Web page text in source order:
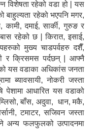
विशेषता रहेको वडा हो | यस
बाहुल्यता रहेको भएपनि मगर,
कामी, दमाई, सार्की, गुरुङ र
रहेको छ | किरात, इसाई,
मुख्य चाडपर्वहरु दशैँ,
र क्रिसमस पर्दछन् | आफ्नै
यस वडाका अधिकांस जनता
ब्यावसायी, नोकरी जस्ता
पेशामा आधारित यस वडाको
बाँस, अदुवा, धान, मकै,
टमाटर, सजिवन जस्ता
अन्य फलफुलको उत्पादनमा